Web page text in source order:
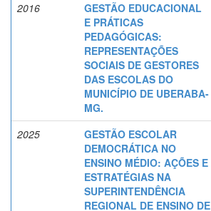
2016
GESTÃO EDUCACIONAL
E PRÁTICAS
PEDAGÓGICAS:
REPRESENTAÇÕES
SOCIAIS DE GESTORES
DAS ESCOLAS DO
MUNICÍPIO DE UBERABA-
MG.
2025
GESTÃO ESCOLAR
DEMOCRÁTICA NO
ENSINO MÉDIO: AÇÕES E
ESTRATÉGIAS NA
SUPERINTENDÊNCIA
REGIONAL DE ENSINO DE